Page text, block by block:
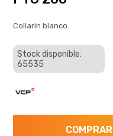
Collarin blanco.
Stock disponible:
65535
COMPRAR